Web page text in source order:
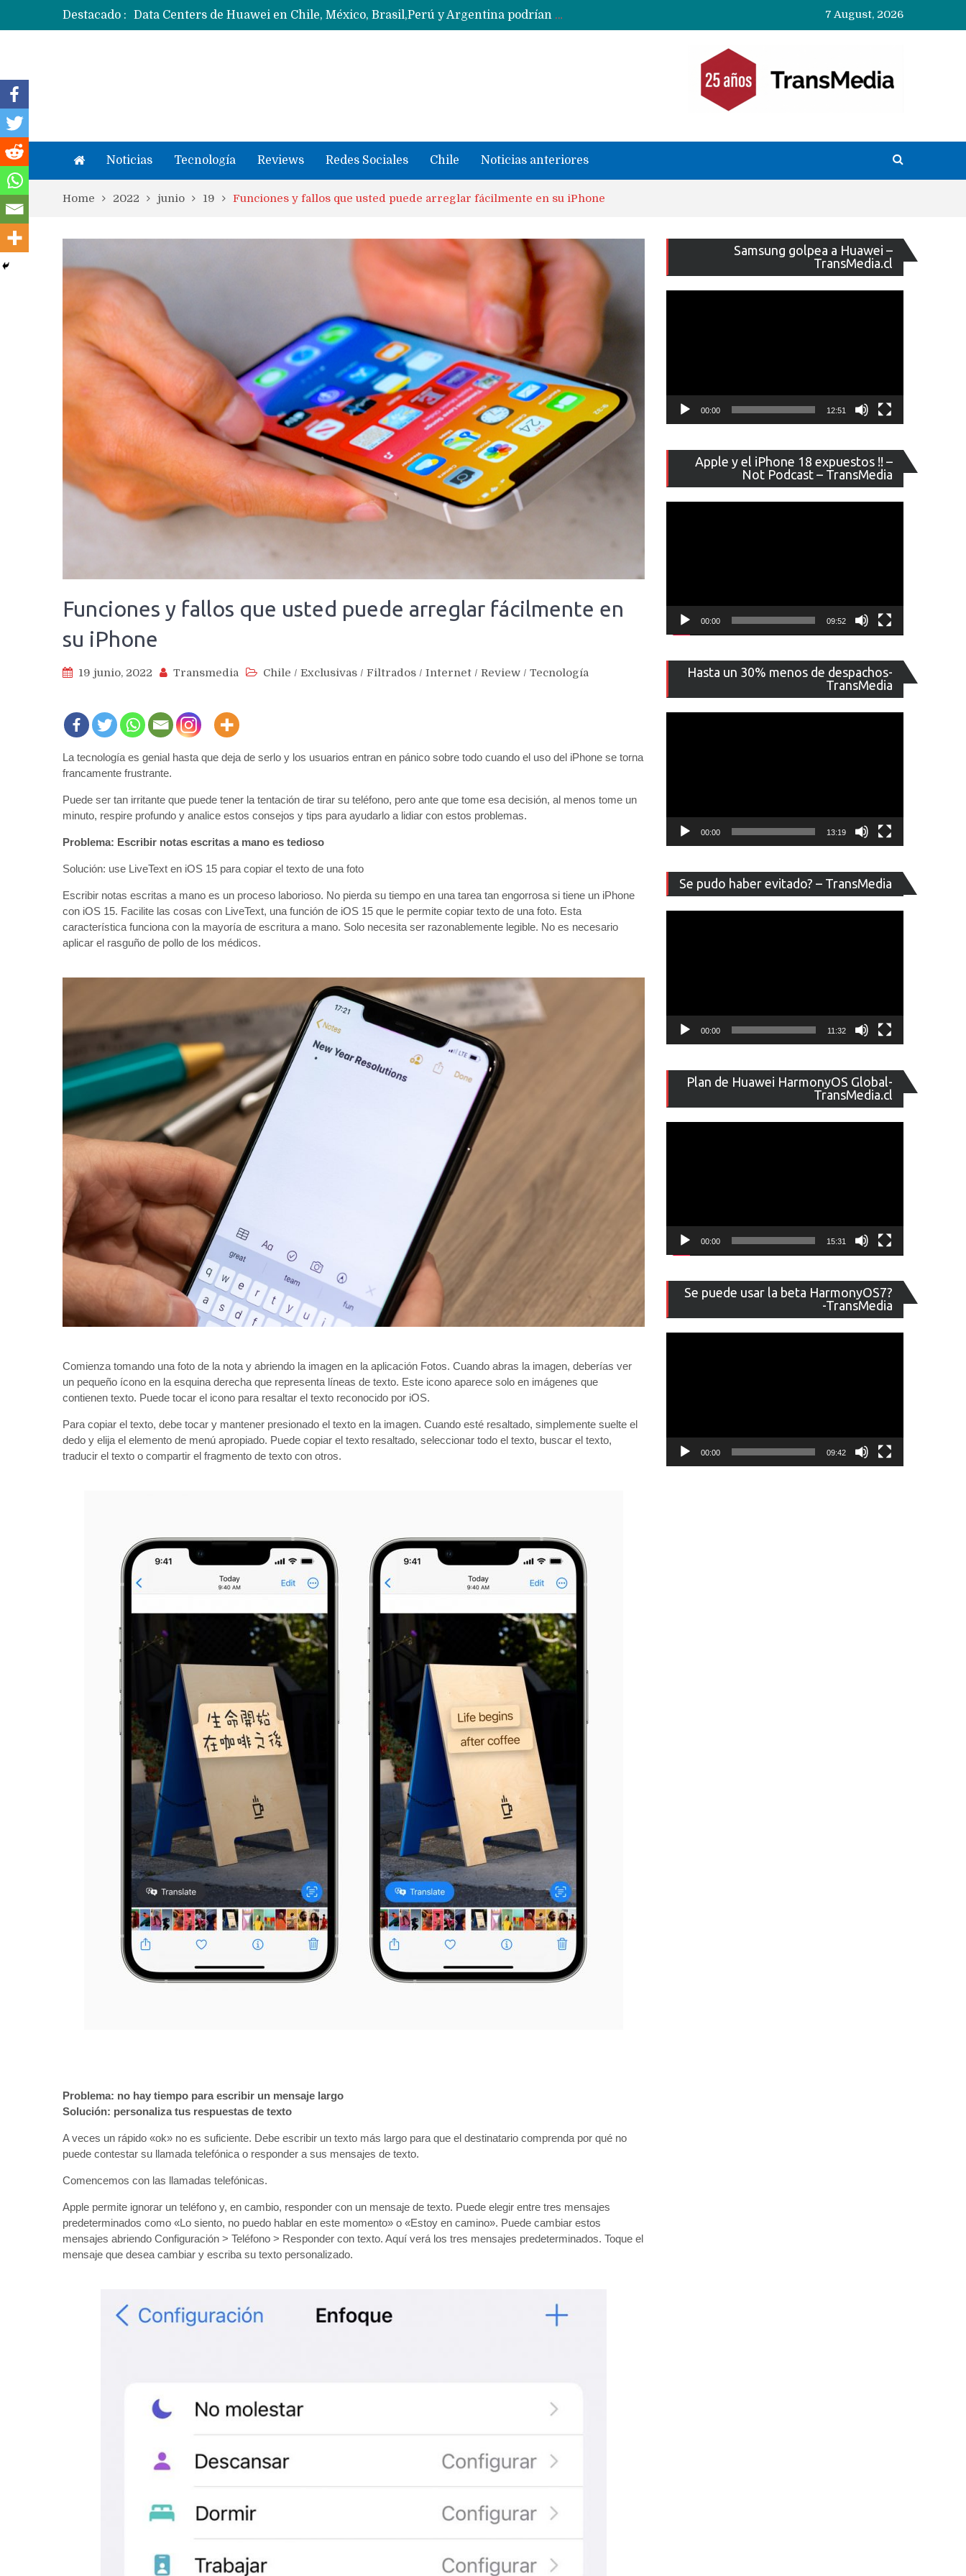
Destacado :
Data Centers de Huawei en Chile, México, Brasil,Perú y Argentina podrían verse afectados por arremetida de EE.UU
Fabricantes suben precios de teléfonos y ganan más dinero en un mercado donde Xiaomi alerta por no mejorar ventas
7 August, 2026
Noticias Tecnología Reviews Redes Sociales Chile Noticias anteriores
Home 2022 junio 19 Funciones y fallos que usted puede arreglar fácilmente en su iPhone
Funciones y fallos que usted puede arreglar fácilmente en
su iPhone
19 junio, 2022 Transmedia Chile / Exclusivas / Filtrados / Internet / Review / Tecnología
La tecnología es genial hasta que deja de serlo y los usuarios entran en pánico sobre todo cuando el uso del iPhone se torna
francamente frustrante.
Puede ser tan irritante que puede tener la tentación de tirar su teléfono, pero ante que tome esa decisión, al menos tome un
minuto, respire profundo y analice estos consejos y tips para ayudarlo a lidiar con estos problemas.
Problema: Escribir notas escritas a mano es tedioso
Solución: use LiveText en iOS 15 para copiar el texto de una foto
Escribir notas escritas a mano es un proceso laborioso. No pierda su tiempo en una tarea tan engorrosa si tiene un iPhone
con iOS 15. Facilite las cosas con LiveText, una función de iOS 15 que le permite copiar texto de una foto. Esta
característica funciona con la mayoría de escritura a mano. Solo necesita ser razonablemente legible. No es necesario
aplicar el rasguño de pollo de los médicos.
Comienza tomando una foto de la nota y abriendo la imagen en la aplicación Fotos. Cuando abras la imagen, deberías ver
un pequeño ícono en la esquina derecha que representa líneas de texto. Este icono aparece solo en imágenes que
contienen texto. Puede tocar el icono para resaltar el texto reconocido por iOS.
Para copiar el texto, debe tocar y mantener presionado el texto en la imagen. Cuando esté resaltado, simplemente suelte el
dedo y elija el elemento de menú apropiado. Puede copiar el texto resaltado, seleccionar todo el texto, buscar el texto,
traducir el texto o compartir el fragmento de texto con otros.
Problema: no hay tiempo para escribir un mensaje largo
Solución: personaliza tus respuestas de texto
A veces un rápido «ok» no es suficiente. Debe escribir un texto más largo para que el destinatario comprenda por qué no
puede contestar su llamada telefónica o responder a sus mensajes de texto.
Comencemos con las llamadas telefónicas.
Apple permite ignorar un teléfono y, en cambio, responder con un mensaje de texto. Puede elegir entre tres mensajes
predeterminados como «Lo siento, no puedo hablar en este momento» o «Estoy en camino». Puede cambiar estos
mensajes abriendo Configuración > Teléfono > Responder con texto. Aquí verá los tres mensajes predeterminados. Toque el
mensaje que desea cambiar y escriba su texto personalizado.
Samsung golpea a Huawei –
TransMedia.cl
de
vídeo
00:00 12:51
Apple y el iPhone 18 expuestos !! –
Not Podcast – TransMedia
de
vídeo
00:00 09:52
Hasta un 30% menos de despachos-
TransMedia
de
vídeo
00:00 13:19
Se pudo haber evitado? – TransMedia
de
vídeo
00:00 11:32
Plan de Huawei HarmonyOS Global-
TransMedia.cl
de
vídeo
00:00 15:31
Se puede usar la beta HarmonyOS7?
-TransMedia
de
vídeo
00:00 09:42